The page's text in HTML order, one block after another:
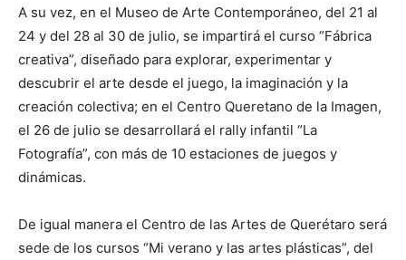
A su vez, en el Museo de Arte Contemporáneo, del 21 al
24 y del 28 al 30 de julio, se impartirá el curso “Fábrica
creativa”, diseñado para explorar, experimentar y
descubrir el arte desde el juego, la imaginación y la
creación colectiva; en el Centro Queretano de la Imagen,
el 26 de julio se desarrollará el rally infantil “La
Fotografía”, con más de 10 estaciones de juegos y
dinámicas.
De igual manera el Centro de las Artes de Querétaro será
sede de los cursos “Mi verano y las artes plásticas”, del